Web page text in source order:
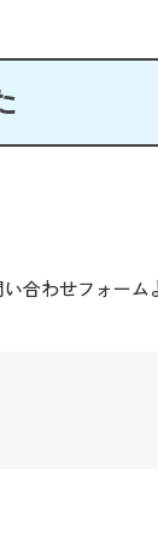
合わせフォーム